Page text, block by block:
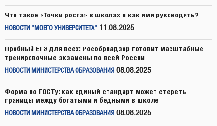
Что такое «Точки роста» в школах и как ими руководить?
НОВОСТИ "МОЕГО УНИВЕРСИТЕТА" 11.08.2025
Пробный ЕГЭ для всех: Рособрнадзор готовит масштабные
тренировочные экзамены по всей России
НОВОСТИ МИНИСТЕРСТВА ОБРАЗОВАНИЯ 08.08.2025
Форма по ГОСТу: как единый стандарт может стереть
границы между богатыми и бедными в школе
НОВОСТИ МИНИСТЕРСТВА ОБРАЗОВАНИЯ 08.08.2025